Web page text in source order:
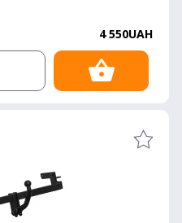
4 550UAH